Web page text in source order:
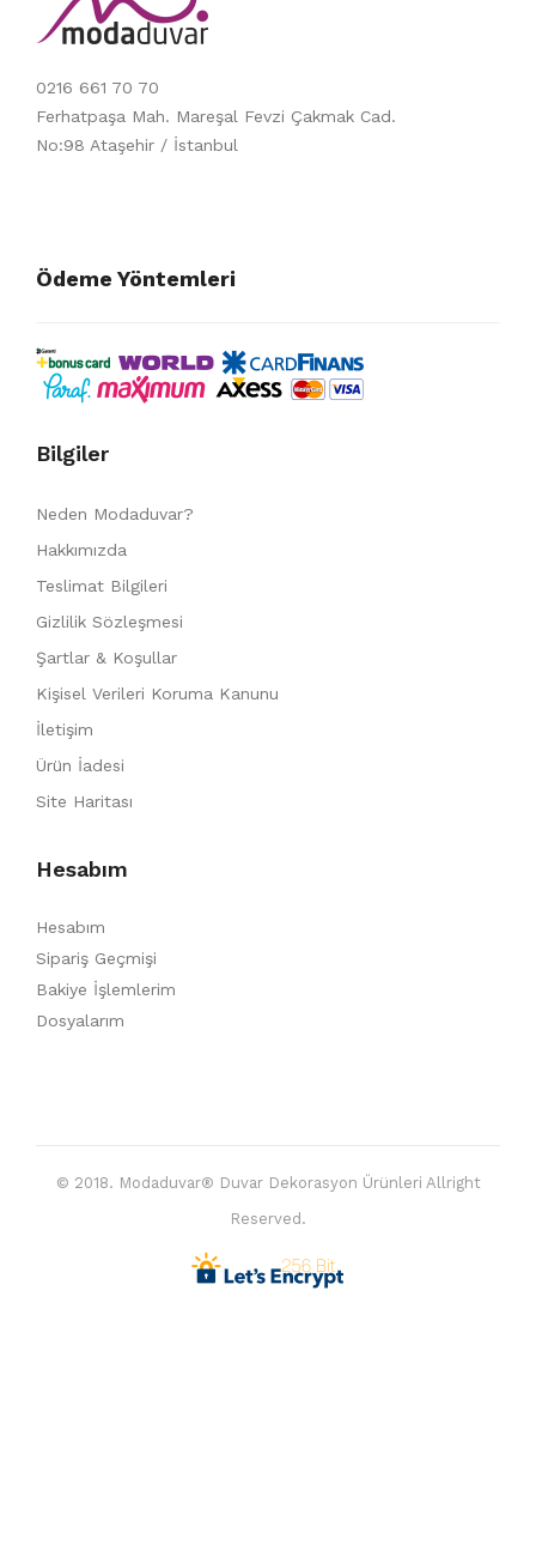
0216 661 70 70
Ferhatpaşa Mah. Mareşal Fevzi Çakmak Cad.
No:98 Ataşehir / İstanbul
Ödeme Yöntemleri
Bilgiler
Neden Modaduvar?
Hakkımızda
Teslimat Bilgileri
Gizlilik Sözleşmesi
Şartlar & Koşullar
Kişisel Verileri Koruma Kanunu
İletişim
Ürün İadesi
Site Haritası
Hesabım
Hesabım
Sipariş Geçmişi
Bakiye İşlemlerim
Dosyalarım
© 2018. Modaduvar® Duvar Dekorasyon Ürünleri Allright
Reserved.